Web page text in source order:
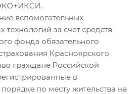
вспомогательных
технологий за счет средств
фонда обязательного
Красноярского
граждане Российской
в
по месту жительства на